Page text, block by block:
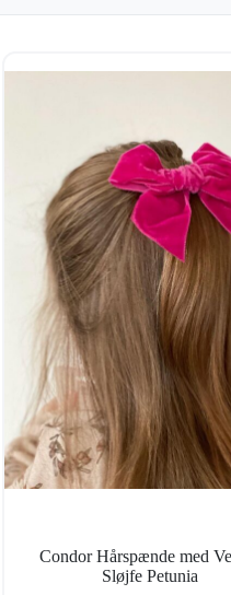
Condor Hårspænde med
Sløjfe Petunia